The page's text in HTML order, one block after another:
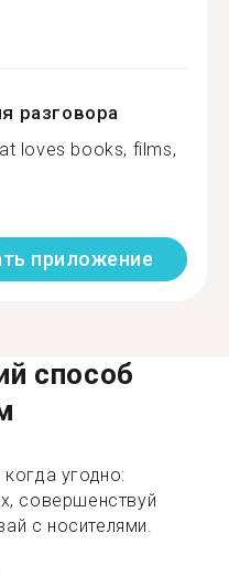
разговора
loves books, films,
приложение
способ
угодно:
совершенствуй
с носителями.